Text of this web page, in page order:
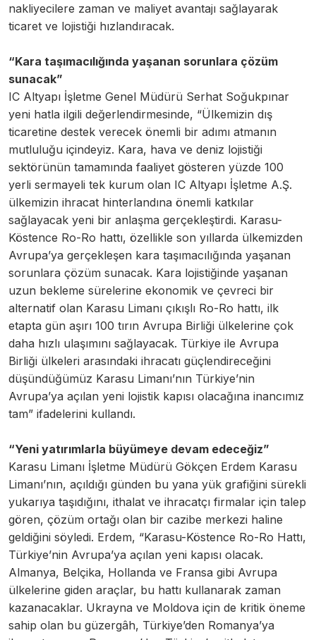
nakliyecilere zaman ve maliyet avantajı sağlayarak
ticaret ve lojistiği hızlandıracak.
“Kara taşımacılığında yaşanan sorunlara çözüm
sunacak”
IC Altyapı İşletme Genel Müdürü Serhat Soğukpınar
yeni hatla ilgili değerlendirmesinde, “Ülkemizin dış
ticaretine destek verecek önemli bir adımı atmanın
mutluluğu içindeyiz. Kara, hava ve deniz lojistiği
sektörünün tamamında faaliyet gösteren yüzde 100
yerli sermayeli tek kurum olan IC Altyapı İşletme A.Ş.
ülkemizin ihracat hinterlandına önemli katkılar
sağlayacak yeni bir anlaşma gerçekleştirdi. Karasu-
Köstence Ro-Ro hattı, özellikle son yıllarda ülkemizden
Avrupa’ya gerçekleşen kara taşımacılığında yaşanan
sorunlara çözüm sunacak. Kara lojistiğinde yaşanan
uzun bekleme sürelerine ekonomik ve çevreci bir
alternatif olan Karasu Limanı çıkışlı Ro-Ro hattı, ilk
etapta gün aşırı 100 tırın Avrupa Birliği ülkelerine çok
daha hızlı ulaşımını sağlayacak. Türkiye ile Avrupa
Birliği ülkeleri arasındaki ihracatı güçlendireceğini
düşündüğümüz Karasu Limanı’nın Türkiye’nin
Avrupa’ya açılan yeni lojistik kapısı olacağına inancımız
tam” ifadelerini kullandı.
“Yeni yatırımlarla büyümeye devam edeceğiz”
Karasu Limanı İşletme Müdürü Gökçen Erdem Karasu
Limanı’nın, açıldığı günden bu yana yük grafiğini sürekli
yukarıya taşıdığını, ithalat ve ihracatçı firmalar için talep
gören, çözüm ortağı olan bir cazibe merkezi haline
geldiğini söyledi. Erdem, “Karasu-Köstence Ro-Ro Hattı,
Türkiye’nin Avrupa’ya açılan yeni kapısı olacak.
Almanya, Belçika, Hollanda ve Fransa gibi Avrupa
ülkelerine giden araçlar, bu hattı kullanarak zaman
kazanacaklar. Ukrayna ve Moldova için de kritik öneme
sahip olan bu güzergâh, Türkiye’den Romanya’ya